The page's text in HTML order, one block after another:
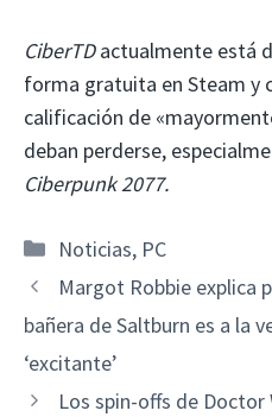
CiberTDactualmente está
forma gratuita en Steam y
calificación de
deban perderse,
Ciberpunk 2077.
Categorías
Noticias, PC
Margot Robbie explica
bañera de Saltburn es a la
‘excitante’
Los spin-offs de Doctor